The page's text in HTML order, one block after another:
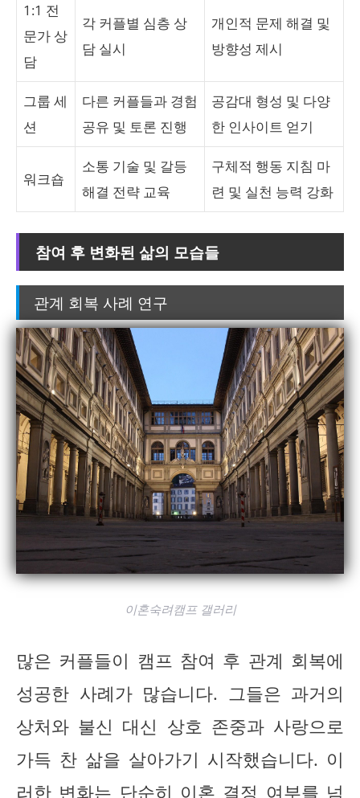
1:1 전
문가 상
담
각 커플별 심층 상
담 실시
개인적 문제 해결 및
방향성 제시
그룹 세
션
다른 커플들과 경험
공유 및 토론 진행
공감대 형성 및 다양
한 인사이트 얻기
워크숍
소통 기술 및 갈등
해결 전략 교육
구체적 행동 지침 마
련 및 실천 능력 강화
참여 후 변화된 삶의 모습들
관계 회복 사례 연구
이혼숙려캠프 갤러리
많은 커플들이 캠프 참여 후 관계 회복에
성공한 사례가 많습니다. 그들은 과거의
상처와 불신 대신 상호 존중과 사랑으로
가득 찬 삶을 살아가기 시작했습니다. 이
러한 변화는 단순히 이혼 결정 여부를 넘